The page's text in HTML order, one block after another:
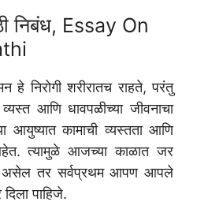
निबंध, Essay On
हे निरोगी शरीरातच राहते, परंतु
आणि धावपळीच्या जीवनाचा
कामाची व्यस्तता आणि
त्यामुळे आजच्या काळात जर
असेल तर सर्वप्रथम आपण आपले
दिला पाहिजे.